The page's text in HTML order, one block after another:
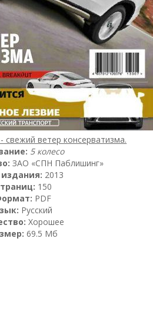
свежий ветер консерватизма.
5 колесо
ЗАО «СПН Паблишинг»
2013
150
PDF
Русский
Хорошее
69.5 Мб